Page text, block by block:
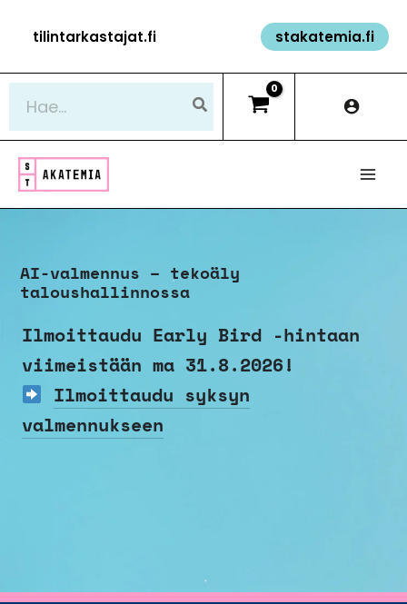
sisältöön
tilintarkastajat.fi stakatemia.fi
AI-valmennus – tekoäly
taloushallinnossa
Ilmoittaudu Early Bird -hintaan
viimeistään ma 31.8.2026!
Ilmoittaudu syksyn
valmennukseen